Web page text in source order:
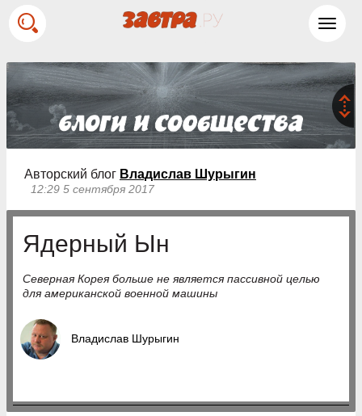
Авторский блог Владислав Шурыгин
12:29 5 сентября 2017
Ядерный Ын
Cеверная Корея больше не является пассивной целью
для американской военной машины
Владислав Шурыгин